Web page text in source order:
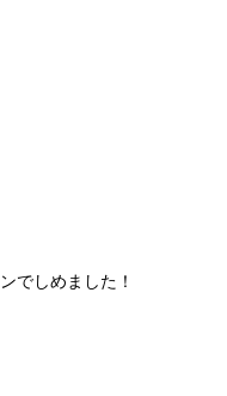
でしめました！